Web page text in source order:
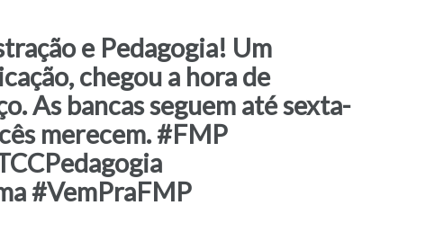
e Pedagogia! Um
chegou a hora de
As bancas seguem até sexta-
merecem. #FMP
#VemPraFMP